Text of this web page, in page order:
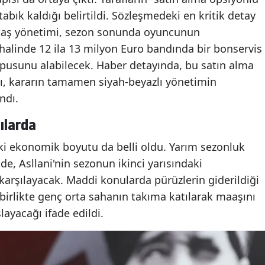
kaldığı belirtildi. Sözleşmedeki en kritik detay
yönetimi, sezon sonunda oyuncunun
12 ila 13 milyon Euro bandında bir bonservis
alabilecek. Haber detayında, bu satın alma
kararın tamamen siyah-beyazlı yönetimin
ekonomik boyutu da belli oldu. Yarım sezonluk
Asllani'nin sezonun ikinci yarısındaki
Maddi konularda pürüzlerin giderildiği
genç orta sahanın takıma katılarak maaşını
ifade edildi.